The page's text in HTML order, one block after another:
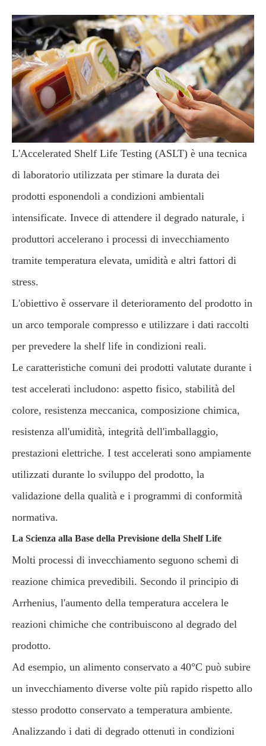
L'Accelerated Shelf Life Testing (ASLT) è una tecnica
di laboratorio utilizzata per stimare la durata dei
prodotti esponendoli a condizioni ambientali
intensificate. Invece di attendere il degrado naturale, i
produttori accelerano i processi di invecchiamento
tramite temperatura elevata, umidità e altri fattori di
stress.
L'obiettivo è osservare il deterioramento del prodotto in
un arco temporale compresso e utilizzare i dati raccolti
per prevedere la shelf life in condizioni reali.
Le caratteristiche comuni dei prodotti valutate durante i
test accelerati includono: aspetto fisico, stabilità del
colore, resistenza meccanica, composizione chimica,
resistenza all'umidità, integrità dell'imballaggio,
prestazioni elettriche. I test accelerati sono ampiamente
utilizzati durante lo sviluppo del prodotto, la
validazione della qualità e i programmi di conformità
normativa.
La Scienza alla Base della Previsione della Shelf Life
Molti processi di invecchiamento seguono schemi di
reazione chimica prevedibili. Secondo il principio di
Arrhenius, l'aumento della temperatura accelera le
reazioni chimiche che contribuiscono al degrado del
prodotto.
Ad esempio, un alimento conservato a 40°C può subire
un invecchiamento diverse volte più rapido rispetto allo
stesso prodotto conservato a temperatura ambiente.
Analizzando i dati di degrado ottenuti in condizioni